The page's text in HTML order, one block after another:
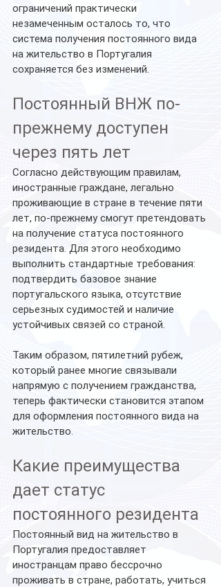
ограничений практически
незамеченным осталось то, что
система получения постоянного вида
на жительство в Португалия
сохраняется без изменений.
Постоянный ВНЖ по-
прежнему доступен
через пять лет
Согласно действующим правилам,
иностранные граждане, легально
проживающие в стране в течение пяти
лет, по-прежнему смогут претендовать
на получение статуса постоянного
резидента. Для этого необходимо
выполнить стандартные требования:
подтвердить базовое знание
португальского языка, отсутствие
серьезных судимостей и наличие
устойчивых связей со страной.
Таким образом, пятилетний рубеж,
который ранее многие связывали
напрямую с получением гражданства,
теперь фактически становится этапом
для оформления постоянного вида на
жительство.
Какие преимущества
дает статус
постоянного резидента
Постоянный вид на жительство в
Португалия предоставляет
иностранцам право бессрочно
проживать в стране, работать, учиться